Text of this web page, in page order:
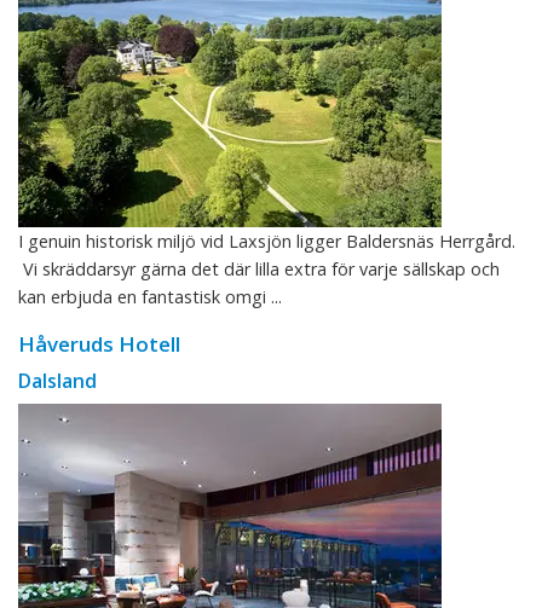
I genuin historisk miljö vid Laxsjön ligger Baldersnäs Herrgård.
Vi skräddarsyr gärna det där lilla extra för varje sällskap och
kan erbjuda en fantastisk omgi ...
Håveruds Hotell
Dalsland